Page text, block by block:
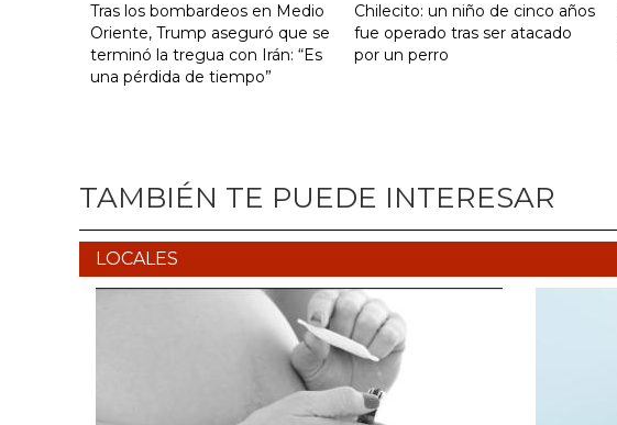
Tras los bombardeos en Medio
Oriente, Trump aseguró que se
terminó la tregua con Irán: “Es
una pérdida de tiempo”
Chilecito: un niño de cinco años
fue operado tras ser atacado
por un perro
TAMBIÉN TE PUEDE INTERESAR
LOCALES